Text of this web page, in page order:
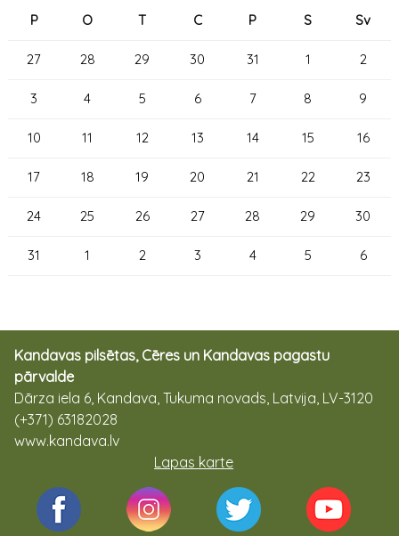
P O T C P S Sv
27 28 29 30 31 1 2
3 4 5 6 7 8 9
10 11 12 13 14 15 16
17 18 19 20 21 22 23
24 25 26 27 28 29 30
31 1 2 3 4 5 6
Kandavas pilsētas, Cēres un Kandavas pagastu
pārvalde
Dārza iela 6, Kandava, Tukuma novads, Latvija, LV-3120
(+371) 63182028
www.kandava.lv
Lapas karte